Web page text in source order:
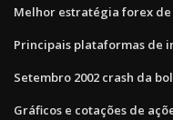
Melhor estratégia forex
Principais plataformas de
Setembro 2002 crash da
Gráficos e cotações de